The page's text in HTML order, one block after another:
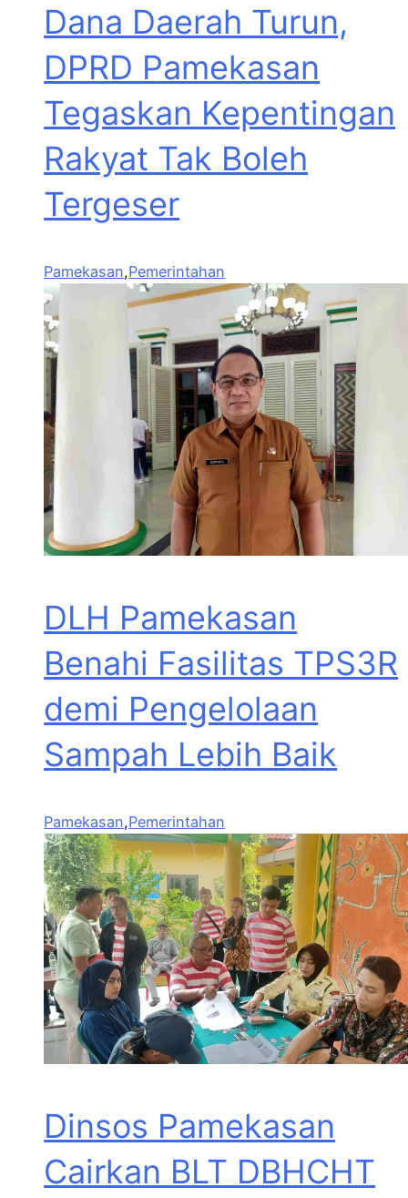
Dana Daerah Turun,
DPRD Pamekasan
Tegaskan Kepentingan
Rakyat Tak Boleh
Tergeser
Pamekasan,Pemerintahan
DLH Pamekasan
Benahi Fasilitas TPS3R
demi Pengelolaan
Sampah Lebih Baik
Pamekasan,Pemerintahan
Dinsos Pamekasan
Cairkan BLT DBHCHT